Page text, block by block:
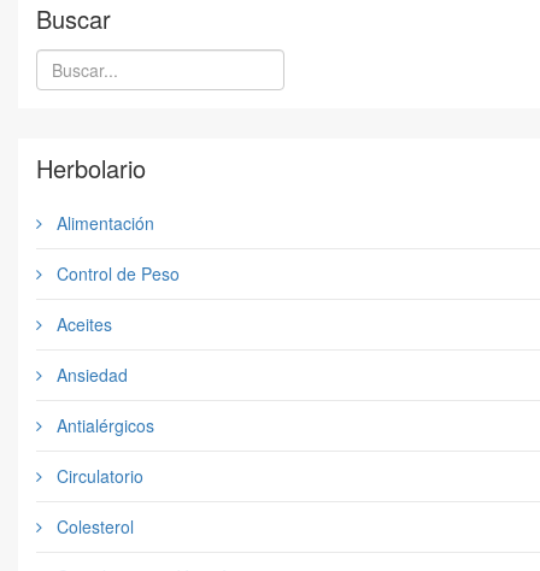
Buscar
Herbolario
Alimentación
Control de Peso
Aceites
Ansiedad
Antialérgicos
Circulatorio
Colesterol